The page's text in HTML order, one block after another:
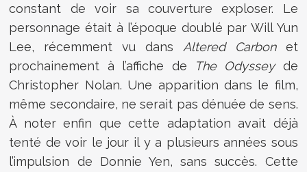
constant de voir sa couverture exploser. Le
personnage était à l’époque doublé par Will Yun
Lee, récemment vu dans Altered Carbonet
prochainement à l’affiche de
The Odysseyde
Christopher Nolan. Une apparition dans le film,
même secondaire, ne serait pas dénuée de sens.
À noter enfin que cette adaptation avait déjà
tenté de voir le jour il y a plusieurs années sous
l’impulsion de Donnie Yen, sans succès. Cette